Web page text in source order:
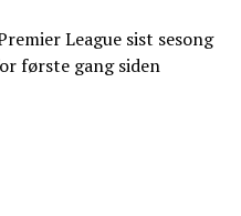
League sist sesong
første gang siden